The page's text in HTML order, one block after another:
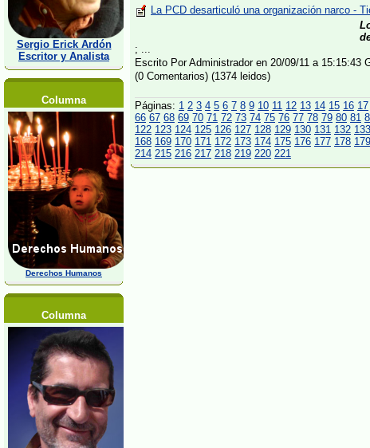
Sergio Erick Ardón
Escritor y Analista
Columna
Derechos Humanos
Columna
La PCD desarticuló una organización narco -
; ...
Escrito Por Administrador en 20/09/11 a 15:15:43
(0 Comentarios) (1374 leidos)
Páginas: 1 2 3 4 5 6 7 8 9 10 11 12 13 14 15 16 17
66 67 68 69 70 71 72 73 74 75 76 77 78 79 80 81
122 123 124 125 126 127 128 129 130 131 132 133
168 169 170 171 172 173 174 175 176 177 178 179
214 215 216 217 218 219 220 221